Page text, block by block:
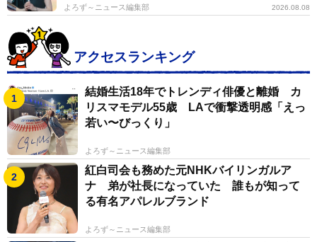
よろず～ニュース編集部 2026.08.08
アクセスランキング
結婚生活18年でトレンディ俳優と離婚 カ
リスマモデル55歳 LAで衝撃透明感「えっ
若い〜びっくり」
よろず～ニュース編集部
紅白司会も務めた元NHKバイリンガルア
ナ 弟が社長になっていた 誰もが知って
る有名アパレルブランド
よろず～ニュース編集部